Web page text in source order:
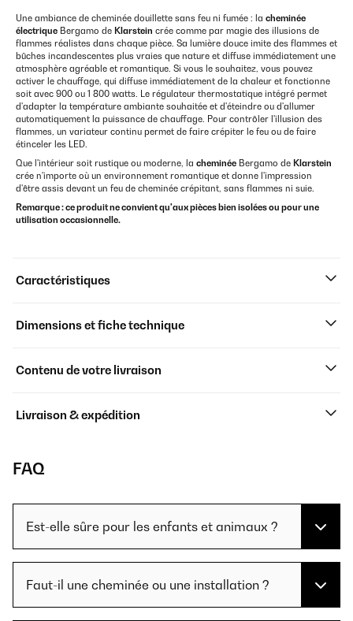
Une ambiance de cheminée douillette sans feu ni fumée : la cheminée
électrique Bergamo de Klarstein crée comme par magie des illusions de
flammes réalistes dans chaque pièce. Sa lumière douce imite des flammes et
bûches incandescentes plus vraies que nature et diffuse immédiatement une
atmosphère agréable et romantique. Si vous le souhaitez, vous pouvez
activer le chauffage, qui diffuse immédiatement de la chaleur et fonctionne
soit avec 900 ou 1 800 watts. Le régulateur thermostatique intégré permet
d'adapter la température ambiante souhaitée et d'éteindre ou d'allumer
automatiquement la puissance de chauffage. Pour contrôler l'illusion des
flammes, un variateur continu permet de faire crépiter le feu ou de faire
étinceler les LED.
Que l'intérieur soit rustique ou moderne, la cheminée Bergamo de Klarstein
crée n'importe où un environnement romantique et donne l'impression
d'être assis devant un feu de cheminée crépitant, sans flammes ni suie.
Remarque : ce produit ne convient qu'aux pièces bien isolées ou pour une
utilisation occasionnelle.
Caractéristiques
Dimensions et fiche technique
Contenu de votre livraison
Livraison & expédition
FAQ
Est-elle sûre pour les enfants et animaux ?
Faut-il une cheminée ou une installation ?